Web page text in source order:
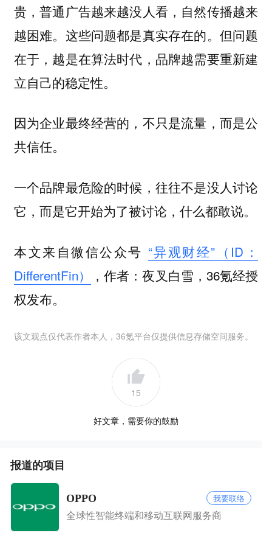
贵，普通广告越来越没人看，自然传播越来
越困难。这些问题都是真实存在的。但问题
在于，越是在算法时代，品牌越需要重新建
立自己的稳定性。
因为企业最终经营的，不只是流量，而是公
共信任。
一个品牌最危险的时候，往往不是没人讨论
它，而是它开始为了被讨论，什么都敢说。
本文来自微信公众号 “异观财经”（ID：
DifferentFin）
，作者：夜叉白雪，36氪经授
权发布。
该文观点仅代表作者本人，36氪平台仅提供信息存储空间服务。
15
好文章，需要你的鼓励
报道的项目
OPPO 我要联络
全球性智能终端和移动互联网服务商